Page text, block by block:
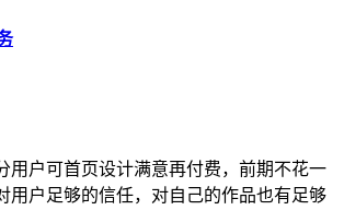
用户可首页设计满意再付费，前期不花一
用户足够的信任，对自己的作品也有足够